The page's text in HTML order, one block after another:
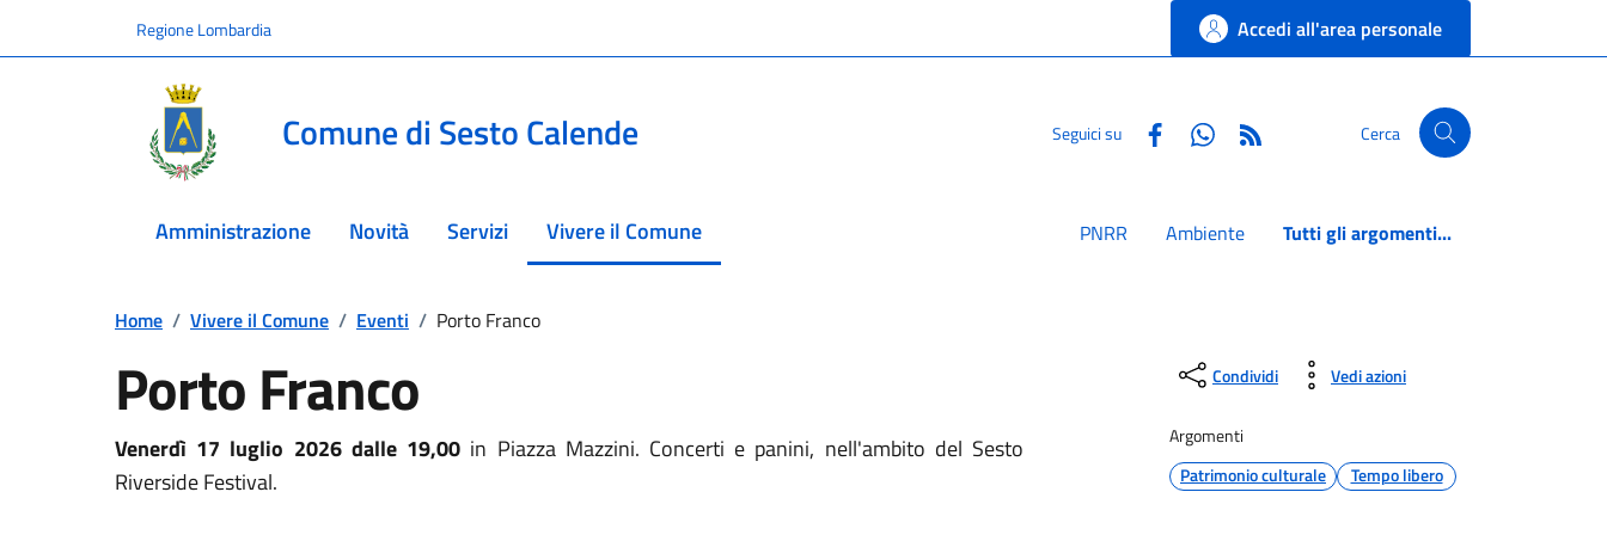
Regione Lombardia Accedi all'area personale
Comune di Sesto Calende Seguici su FacebookWhatsapp Cerca
Amministrazione Novità Servizi Vivere il Comune
menu selezionato PNRR Ambiente Tutti gli argomenti...
Home / Vivere il Comune / Eventi / Porto Franco
Porto Franco
Venerdì 17 luglio 2026 dalle 19,00 in Piazza Mazzini. Concerti e panini, nell'ambito del Sesto
Riverside Festival.
Condividi Vedi azioni
Argomenti
Patrimonio culturale
Tempo libero